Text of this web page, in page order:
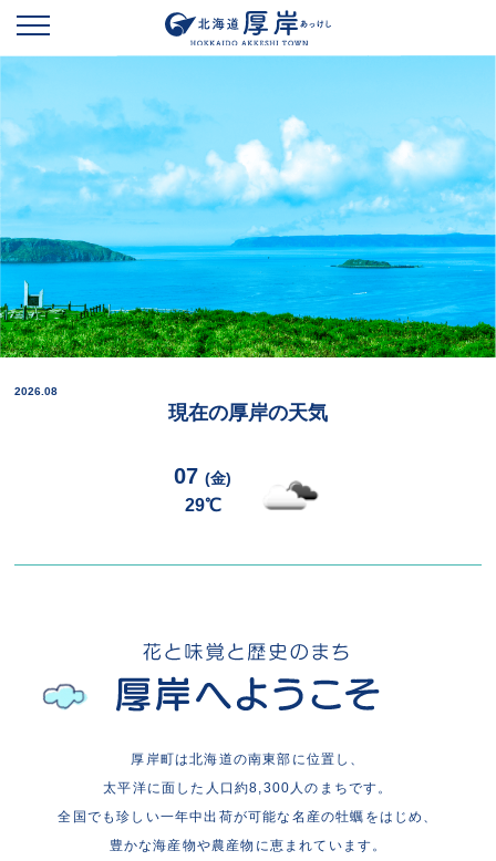
2026.08
現在の厚岸の天気
07 (金)
29℃
厚岸町は北海道の南東部に位置し、
太平洋に面した人口約8,300人のまちです。
全国でも珍しい一年中出荷が可能な名産の牡蠣をはじめ、
豊かな海産物や農産物に恵まれています。